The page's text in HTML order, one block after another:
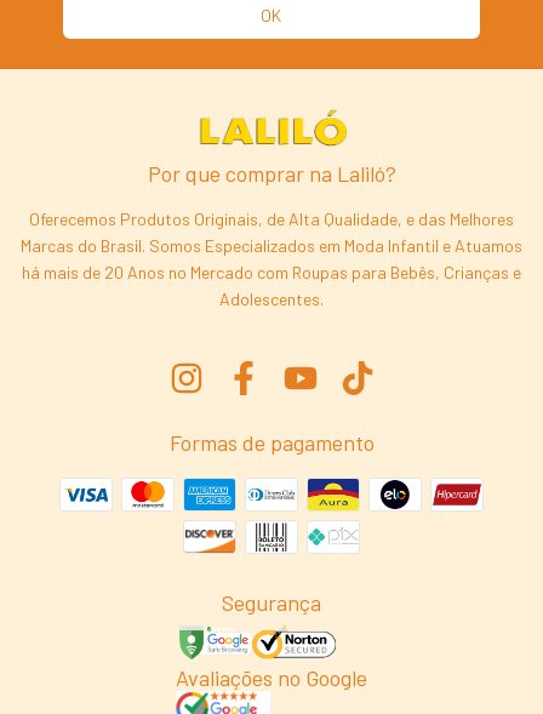
Por que comprar na Laliló?
Oferecemos Produtos Originais, de Alta Qualidade, e das Melhores
Marcas do Brasil. Somos Especializados em Moda Infantil e Atuamos
há mais de 20 Anos no Mercado com Roupas para Bebês, Crianças e
Adolescentes.
Formas de pagamento
Segurança
Avaliações no Google